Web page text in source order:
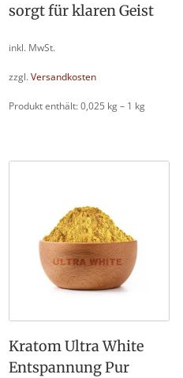
sorgt für klaren Geist
inkl. MwSt.
zzgl.Versandkosten
Produkt enthält: 0,025 kg– 1 kg
Kratom Ultra White
Entspannung Pur